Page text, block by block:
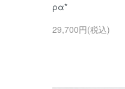
ρα*
29,700円(税込)